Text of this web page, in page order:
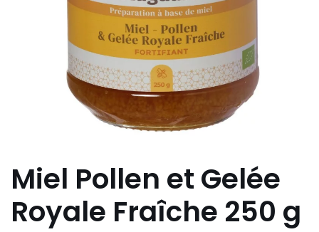
Miel Pollen et Gelée
Royale Fraîche 250 g